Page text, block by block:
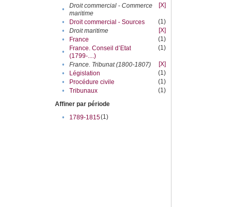
•
Droit commercial - Commerce
maritime
[X]
• Droit commercial - Sources
(1)
•
Droit maritime
[X]
•
France
(1)
•
France. Conseil d’Etat
(1799-....)
(1)
• France. Tribunat (1800-1807)
[X]
•
Législation
(1)
•
Procédure civile
(1)
•
Tribunaux
(1)
Affiner par période
•
1789-1815(1)